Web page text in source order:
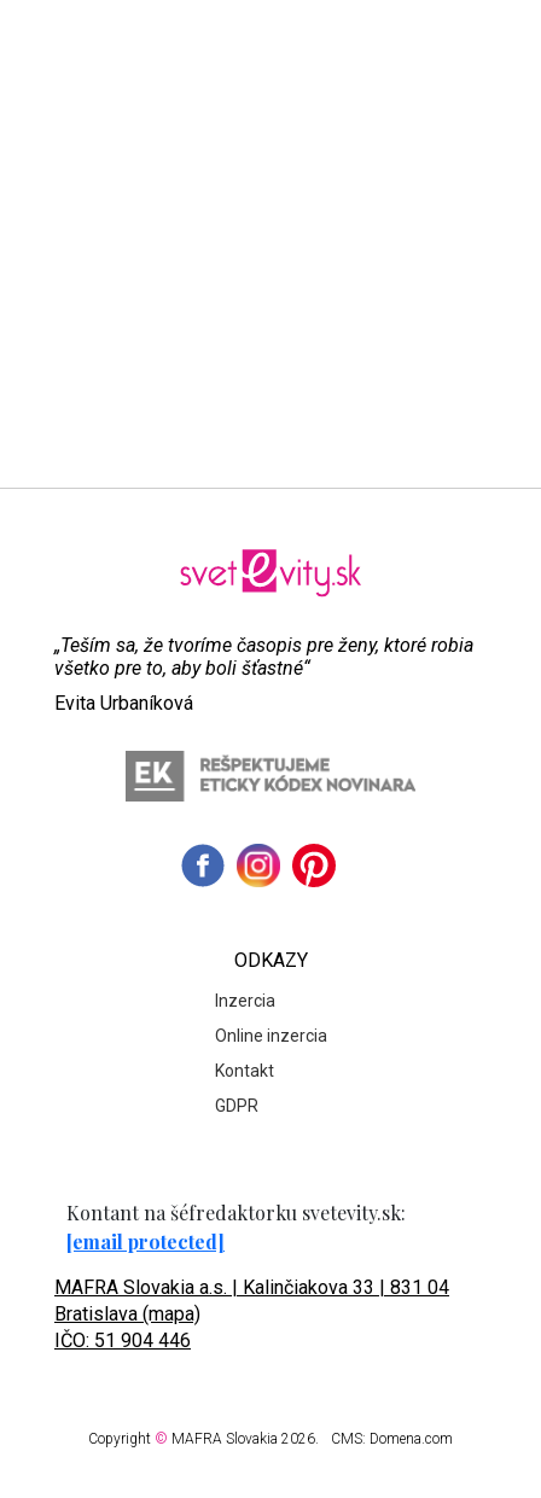
„Teším sa, že tvoríme časopis pre ženy, ktoré robia
všetko pre to, aby boli šťastné“
Evita Urbaníková
ODKAZY
Inzercia
Online inzercia
Kontakt
GDPR
Kontant na šéfredaktorku svetevity.sk:
[email protected]
MAFRA Slovakia a.s. | Kalinčiakova 33 | 831 04
Bratislava (mapa)
IČO: 51 904 446
Copyright © MAFRA Slovakia 2026. CMS: Domena.com